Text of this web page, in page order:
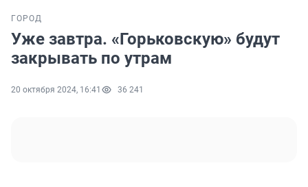
ГОРОД
Уже завтра. «Горьковскую» будут
закрывать по утрам
20 октября 2024, 16:41 36 241